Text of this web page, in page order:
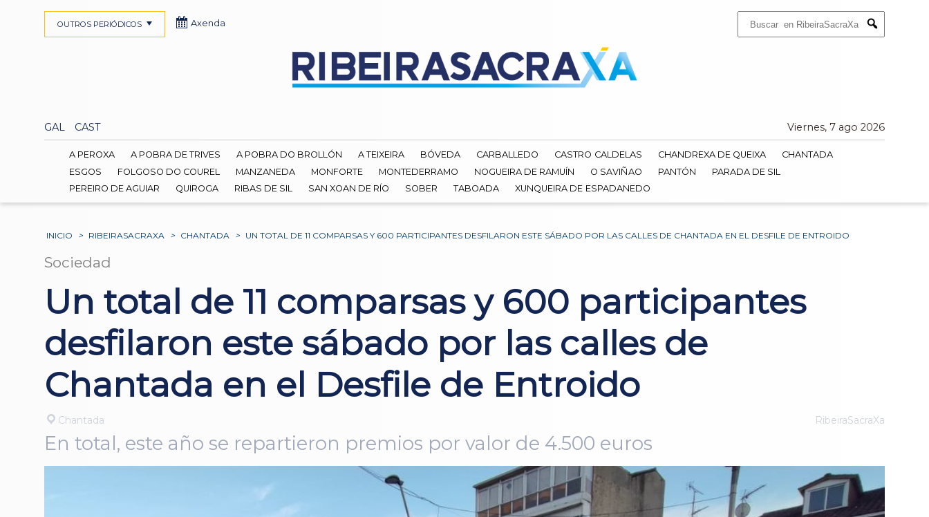
Submit
GAL CAST Viernes, 7 ago 2026
OUTROS PERIÓDICOS Axenda
A PEROXA A POBRA DE TRIVES A POBRA DO BROLLÓN A TEIXEIRA BÓVEDA CARBALLEDO CASTRO CALDELAS CHANDREXA DE QUEIXA
CHANTADA
ESGOS
FOLGOSO DO COUREL MANZANEDA MONFORTE MONTEDERRAMO NOGUEIRA DE RAMUÍN O SAVIÑAO PANTÓN
PARADA DE SIL
PEREIRO DE AGUIAR
QUIROGA RIBAS DE SIL SAN XOAN DE RÍO SOBER TABOADA XUNQUEIRA DE ESPADANEDO
INICIO > RIBEIRASACRAXA > CHANTADA > UN TOTAL DE 11 COMPARSAS Y 600 PARTICIPANTES DESFILARON ESTE SÁBADO POR LAS CALLES DE CHANTADA EN EL DESFILE DE ENTROIDO
Sociedad
Un total de 11 comparsas y 600 participantes
desfilaron este sábado por las calles de
Chantada en el Desfile de Entroido
Chantada RibeiraSacraXa
En total, este año se repartieron premios por valor de 4.500 euros